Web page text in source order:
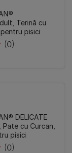
Terină cu
pisici
(0)
DELICATE
Pate cu Curcan,
pisici
(0)